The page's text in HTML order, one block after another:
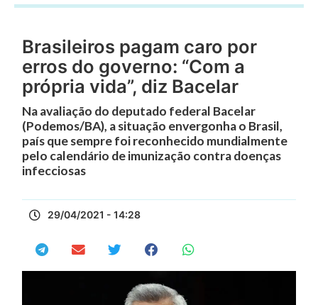
Brasileiros pagam caro por
erros do governo: “Com a
própria vida”, diz Bacelar
Na avaliação do deputado federal Bacelar
(Podemos/BA), a situação envergonha o Brasil,
país que sempre foi reconhecido mundialmente
pelo calendário de imunização contra doenças
infecciosas
29/04/2021 - 14:28